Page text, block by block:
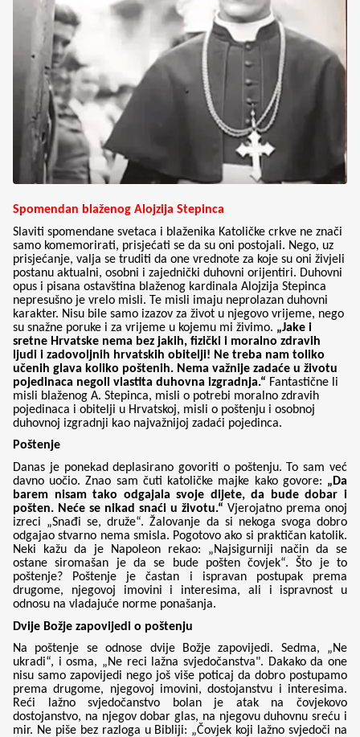
Spomendan blaženog Alojzija Stepinca
Slaviti spomendane svetaca i blaženika Katoličke crkve ne znači
samo komemorirati, prisjećati se da su oni postojali. Nego, uz
prisjećanje, valja se truditi da one vrednote za koje su oni živjeli
postanu aktualni, osobni i zajednički duhovni orijentiri. Duhovni
opus i pisana ostavština blaženog kardinala Alojzija Stepinca
nepresušno je vrelo misli. Te misli imaju neprolazan duhovni
karakter. Nisu bile samo izazov za život u njegovo vrijeme, nego
su snažne poruke i za vrijeme u kojemu mi živimo. „Jake i
sretne Hrvatske nema bez jakih, fizički i moralno zdravih
ljudi i zadovoljnih hrvatskih obitelji! Ne treba nam toliko
učenih glava koliko poštenih. Nema važnije zadaće u životu
pojedinaca negoli vlastita duhovna izgradnja.“ Fantastične li
misli blaženog A. Stepinca, misli o potrebi moralno zdravih
pojedinaca i obitelji u Hrvatskoj, misli o poštenju i osobnoj
duhovnoj izgradnji kao najvažnijoj zadaći pojedinca.
Poštenje
Danas je ponekad deplasirano govoriti o poštenju. To sam već
davno uočio. Znao sam čuti katoličke majke kako govore: „Da
barem nisam tako odgajala svoje dijete, da bude dobar i
pošten. Neće se nikad snaći u životu.“ Vjerojatno prema onoj
izreci „Snađi se, druže“. Žalovanje da si nekoga svoga dobro
odgajao stvarno nema smisla. Pogotovo ako si praktičan katolik.
Neki kažu da je Napoleon rekao: „Najsigurniji način da se
ostane siromašan je da se bude pošten čovjek“. Što je to
poštenje? Poštenje je častan i ispravan postupak prema
drugome, njegovoj imovini i interesima, ali i ispravnost u
odnosu na vladajuće norme ponašanja.
Dvije Božje zapovijedi o poštenju
Na poštenje se odnose dvije Božje zapovijedi. Sedma, „Ne
ukradi“, i osma, „Ne reci lažna svjedočanstva". Dakako da one
nisu samo zapovijedi nego još više poticaj da dobro postupamo
prema drugome, njegovoj imovini, dostojanstvu i interesima.
Reći lažno svjedočanstvo bolan je atak na čovjekovo
dostojanstvo, na njegov dobar glas, na njegovu duhovnu sreću i
mir. Ne piše bez razloga u Bibliji: „Čovjek koji lažno svjedoči na